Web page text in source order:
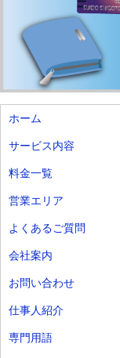
ホーム
サービス内容
料金一覧
営業エリア
よくあるご質問
会社案内
お問い合わせ
仕事人紹介
専門用語